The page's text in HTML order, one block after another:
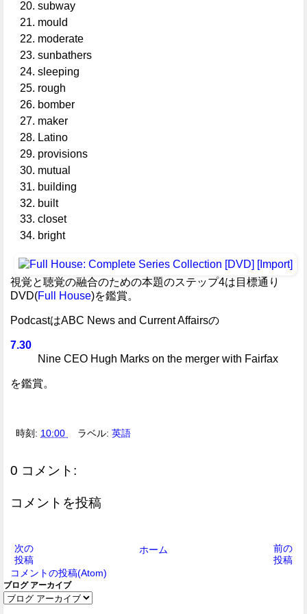
subway
mould
moderate
sunbathers
sleeping
rough
bomber
maker
Latino
provisions
mutual
building
built
closet
bright
視覚と聴覚の融合のための本題のステップ4は目標通り
DVD(Full House)を鑑賞。
PodcastはABC News and Current Affairsの
7.30
Nine CEO Hugh Marks on the merger with Fairfax
を鑑賞。
時刻: 10:00 ラベル:英語
0 コメント:
コメントを投稿
次の
投稿
前の
投稿
ホーム
コメントの投稿(Atom)
ブログ アーカイブ